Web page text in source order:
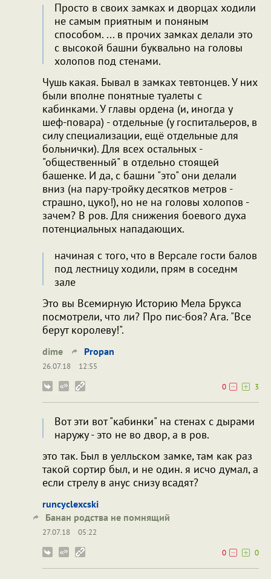
Просто в своих замках и дворцах ходили
не самым приятным и поняным
способом. ... в прочих замках делали это
с высокой башни буквально на головы
холопов под стенами.
Чушь какая. Бывал в замках тевтонцев. У них
были вполне понятные туалеты с
кабинками. У главы ордена (и, иногда у
шеф-повара) - отдельные (у госпитальеров, в
силу специализации, ещё отдельные для
больнички). Для всех остальных -
"общественный" в отдельно стоящей
башенке. И да, с башни "это" они делали
вниз (на пару-тройку десятков метров -
страшно, цуко!), но не на головы холопов -
зачем? В ров. Для снижения боевого духа
потенциальных нападающих.
начиная с того, что в Версале гости балов
под лестницу ходили, прям в соседнм
зале
Это вы Всемирную Историю Мела Брукса
посмотрели, что ли? Про пис-боя? Ага. "Все
берут королеву!".
dime Propan
26.07.18
12:55
0
3
Вот эти вот "кабинки" на стенах с дырами
наружу - это не во двор, а в ров.
это так. Был в уелльском замке, там как раз
такой сортир был, и не один. я исчо думал, а
если стрелу в анус снизу всадят?
runcyclexcski
Банан родства не помнящий
27.07.18
05:22
0
0